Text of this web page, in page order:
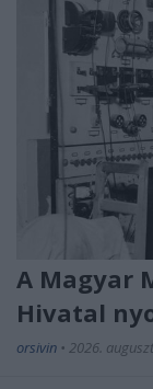
A Magyar
Hivatal
orsivin • 2026.